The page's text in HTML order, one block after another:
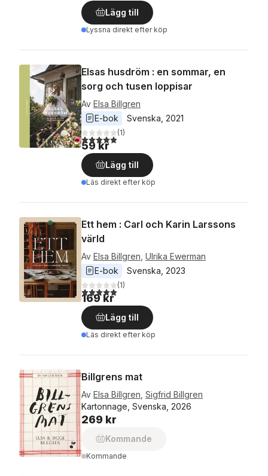
Lägg till
Lyssna direkt efter köp
Elsas husdröm : en sommar, en
sorg och tusen loppisar
Av Elsa Billgren
E-bok
Svenska 2021
5,0utav 5 stjärnor. Totalt antal röster:
(1)
59 kr
Lägg till
Läs direkt efter köp
Ett hem : Carl och Karin Larssons
värld
Av Elsa Billgren Ulrika Ewerman
E-bok
Svenska 2023
5,0utav 5 stjärnor. Totalt antal röster:
(1)
169 kr
Lägg till
Läs direkt efter köp
Billgrens mat
Av Elsa Billgren Sigfrid Billgren
Kartonnage, Svenska, 2026
269 kr
Kommande
Kommande